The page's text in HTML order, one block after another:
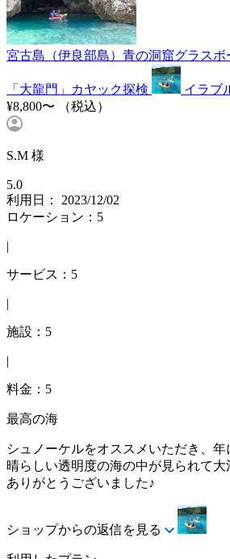
宮古島（伊良部島）青の洞窟グラスボ
「大龍門」カヤック探検
イラブ
¥8,800〜
（税込）
S.M 様
5.0
利用日： 2023/12/02
ロケーション：5
|
サービス：5
|
施設：5
|
料金：5
最高の海
シュノーケルをオススメいただき、
晴らしい透明度の海の中が見られて
ありがとうございました♪
ショップからの返信を見る